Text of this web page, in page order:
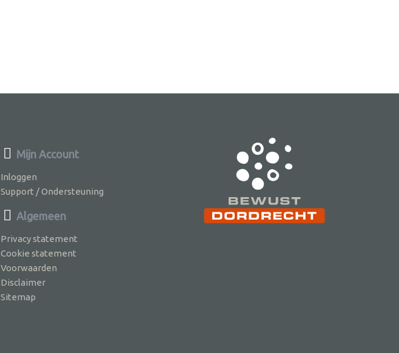
Mijn Account
Inloggen
Support / Ondersteuning
Algemeen
Privacy statement
Cookie statement
Voorwaarden
Disclaimer
Sitemap